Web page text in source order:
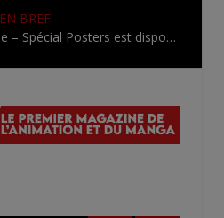
EN BREF
L’AnimeLand Hors-Série – Spécial Posters est disponible !